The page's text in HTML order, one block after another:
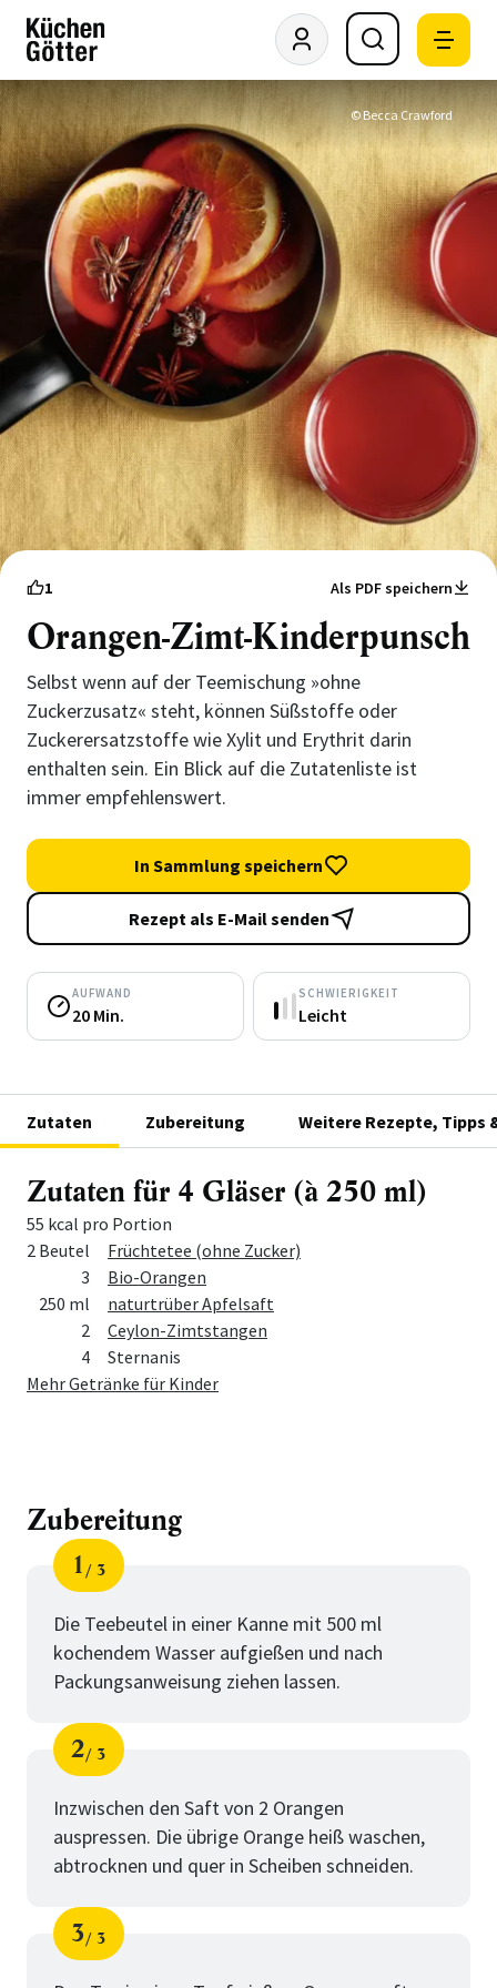
© Becca Crawford
1 Als PDF speichern
Orangen-Zimt-Kinderpunsch
Selbst wenn auf der Teemischung »ohne
Zuckerzusatz« steht, können Süßstoffe oder
Zuckerersatzstoffe wie Xylit und Erythrit darin
enthalten sein. Ein Blick auf die Zutatenliste ist
immer empfehlenswert.
In Sammlung speichern
Rezept als E-Mail senden
AUFWAND
20 Min.
SCHWIERIGKEIT
Leicht
Zutaten Zubereitung Weitere Rezepte, Tipps
Zutaten für 4 Gläser (à 250 ml)
55 kcal pro Portion
MengeZutat
2 Beutel
Früchtetee (ohne Zucker)
3
Bio-Orangen
250 ml
naturtrüber Apfelsaft
2
Ceylon-Zimtstangen
4
Sternanis
Mehr Getränke für Kinder
Zubereitung
Schritt
1
von
3
Die Teebeutel in einer Kanne mit 500 ml
kochendem Wasser aufgießen und nach
Packungsanweisung ziehen lassen.
Schritt
2
von
3
Inzwischen den Saft von 2 Orangen
auspressen. Die übrige Orange heiß waschen,
abtrocknen und quer in Scheiben schneiden.
Schritt
3
von
3